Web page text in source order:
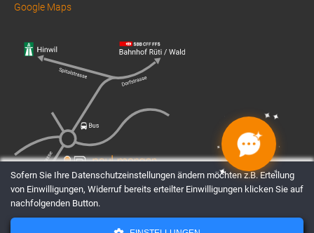
Google Maps
✦
✦ ✦
✦
✦
Sofern Sie Ihre Datenschutzeinstellungen ändern möchten z.B. Erteilung
von Einwilligungen, Widerruf bereits erteilter Einwilligungen klicken Sie auf
nachfolgenden Button.